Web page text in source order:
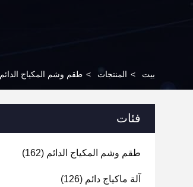
بيت > المنتجات > طقم وشم المكياج الدائم
فئات
طقم وشم المكياج الدائم (162)
آلة ماكياج دائم (126)